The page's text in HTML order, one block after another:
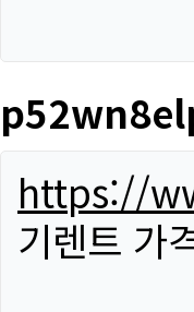
https://
기렌트 가